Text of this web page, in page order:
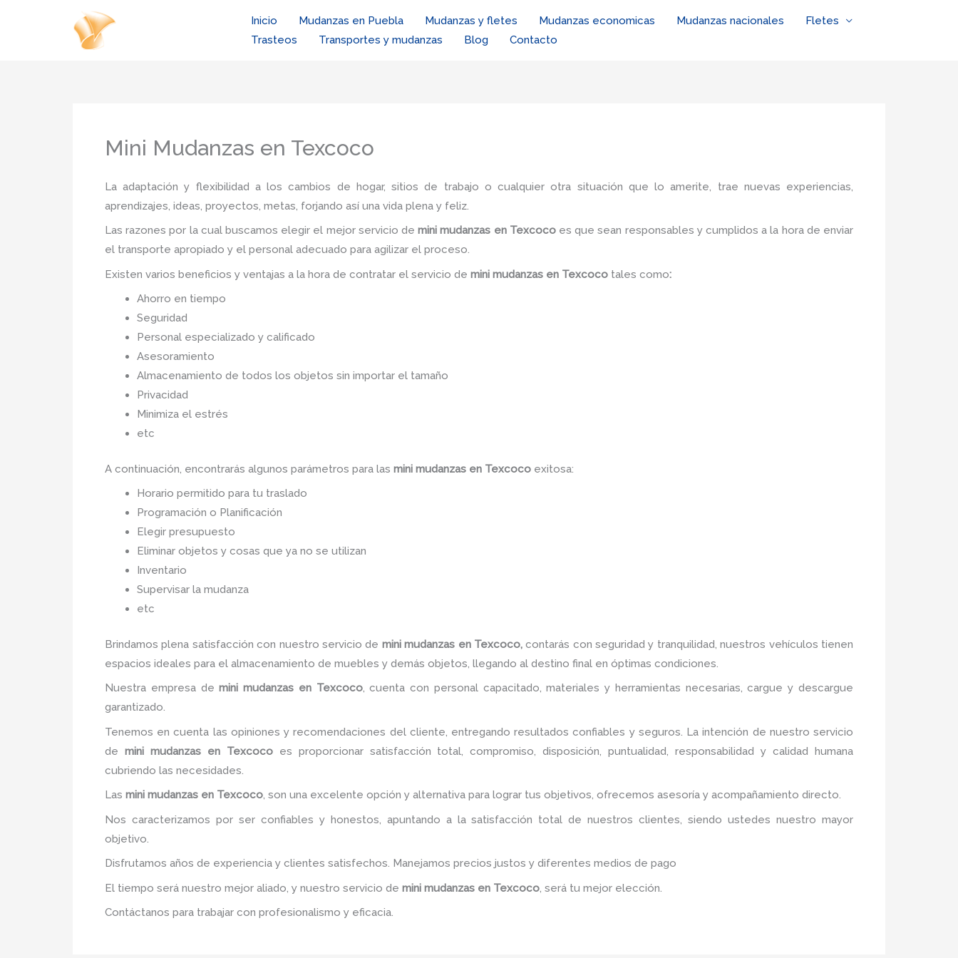
Inicio Mudanzas en Puebla Mudanzas y fletes Mudanzas economicas Mudanzas nacionales
Fletes
Trasteos
Transportes y mudanzas Blog Contacto
Mini Mudanzas en Texcoco
La adaptación y flexibilidad a los cambios de hogar, sitios de trabajo o cualquier otra situación que lo amerite, trae nuevas experiencias,
aprendizajes, ideas, proyectos, metas, forjando así una vida plena y feliz.
Las razones por la cual buscamos elegir el mejor servicio de mini mudanzas en Texcoco es que sean responsables y cumplidos a la hora de enviar
el transporte apropiado y el personal adecuado para agilizar el proceso.
Existen varios beneficios y ventajas a la hora de contratar el servicio de mini mudanzas en Texcoco tales como:
Ahorro en tiempo
Seguridad
Personal especializado y calificado
Asesoramiento
Almacenamiento de todos los objetos sin importar el tamaño
Privacidad
Minimiza el estrés
etc
A continuación, encontrarás algunos parámetros para las mini mudanzas en Texcoco exitosa:
Horario permitido para tu traslado
Programación o Planificación
Elegir presupuesto
Eliminar objetos y cosas que ya no se utilizan
Inventario
Supervisar la mudanza
etc
Brindamos plena satisfacción con nuestro servicio de mini mudanzas en Texcoco,contarás con seguridad y tranquilidad, nuestros vehículos tienen
espacios ideales para el almacenamiento de muebles y demás objetos, llegando al destino final en óptimas condiciones.
Nuestra empresa demini mudanzas en Texcoco, cuenta con personal capacitado, materiales y herramientas necesarias, cargue y descargue
garantizado.
Tenemos en cuenta las opiniones y recomendaciones del cliente, entregando resultados confiables y seguros. La intención de nuestro servicio
de mini mudanzas en Texcocoes proporcionar satisfacción total, compromiso, disposición, puntualidad, responsabilidad y calidad humana
cubriendo las necesidades.
Las mini mudanzas en Texcoco, son una excelente opción y alternativa para lograr tus objetivos, ofrecemos asesoría y acompañamiento directo.
Nos caracterizamos por ser confiables y honestos, apuntando a la satisfacción total de nuestros clientes, siendo ustedes nuestro mayor
objetivo.
Disfrutamos años de experiencia y clientes satisfechos. Manejamos precios justos y diferentes medios de pago
El tiempo será nuestro mejor aliado, y nuestro servicio de mini mudanzas en Texcoco , será tu mejor elección.
Contáctanos para trabajar con profesionalismo y eficacia.